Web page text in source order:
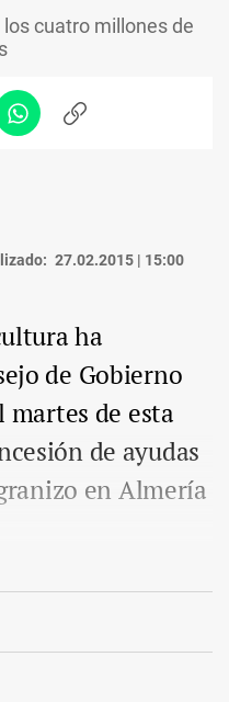
cuatro millones de
WhatsappCopiar
27.02.2015 | 15:00
ha
de Gobierno
martes de esta
de ayudas
en Almería